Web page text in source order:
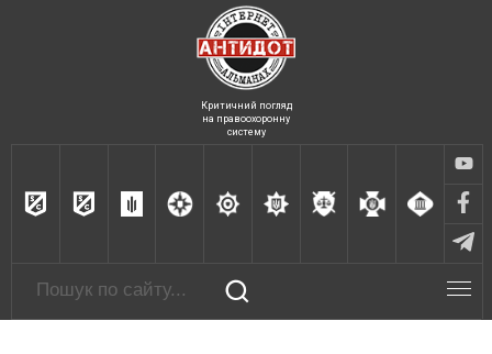
Критичний погляд
на правоохоронну
систему